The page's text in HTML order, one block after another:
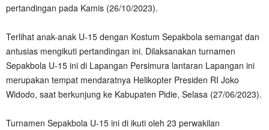
pertandingan pada Kamis (26/10/2023).
Terlihat anak-anak U-15 dengan Kostum Sepakbola semangat dan
antusias mengikuti pertandingan ini. Dilaksanakan turnamen
Sepakbola U-15 ini di Lapangan Persimura lantaran Lapangan ini
merupakan tempat mendaratnya Helikopter Presiden RI Joko
Widodo, saat berkunjung ke Kabupaten Pidie, Selasa (27/06/2023).
Turnamen Sepakbola U-15 ini di ikuti oleh 23 perwakilan